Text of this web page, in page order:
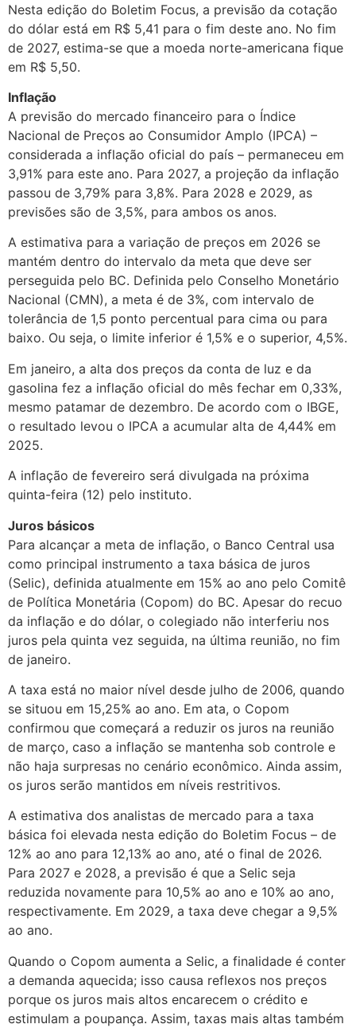
Nesta edição do Boletim Focus, a previsão da cotação
do dólar está em R$ 5,41 para o fim deste ano. No fim
de 2027, estima-se que a moeda norte-americana fique
em R$ 5,50.
Inflação
A previsão do mercado financeiro para o Índice
Nacional de Preços ao Consumidor Amplo (IPCA) –
considerada a inflação oficial do país – permaneceu em
3,91% para este ano. Para 2027, a projeção da inflação
passou de 3,79% para 3,8%. Para 2028 e 2029, as
previsões são de 3,5%, para ambos os anos.
A estimativa para a variação de preços em 2026 se
mantém dentro do intervalo da meta que deve ser
perseguida pelo BC. Definida pelo Conselho Monetário
Nacional (CMN), a meta é de 3%, com intervalo de
tolerância de 1,5 ponto percentual para cima ou para
baixo. Ou seja, o limite inferior é 1,5% e o superior, 4,5%.
Em janeiro, a alta dos preços da conta de luz e da
gasolina fez a inflação oficial do mês fechar em 0,33%,
mesmo patamar de dezembro. De acordo com o IBGE,
o resultado levou o IPCA a acumular alta de 4,44% em
2025.
A inflação de fevereiro será divulgada na próxima
quinta-feira (12) pelo instituto.
Juros básicos
Para alcançar a meta de inflação, o Banco Central usa
como principal instrumento a taxa básica de juros
(Selic), definida atualmente em 15% ao ano pelo Comitê
de Política Monetária (Copom) do BC. Apesar do recuo
da inflação e do dólar, o colegiado não interferiu nos
juros pela quinta vez seguida, na última reunião, no fim
de janeiro.
A taxa está no maior nível desde julho de 2006, quando
se situou em 15,25% ao ano. Em ata, o Copom
confirmou que começará a reduzir os juros na reunião
de março, caso a inflação se mantenha sob controle e
não haja surpresas no cenário econômico. Ainda assim,
os juros serão mantidos em níveis restritivos.
A estimativa dos analistas de mercado para a taxa
básica foi elevada nesta edição do Boletim Focus – de
12% ao ano para 12,13% ao ano, até o final de 2026.
Para 2027 e 2028, a previsão é que a Selic seja
reduzida novamente para 10,5% ao ano e 10% ao ano,
respectivamente. Em 2029, a taxa deve chegar a 9,5%
ao ano.
Quando o Copom aumenta a Selic, a finalidade é conter
a demanda aquecida; isso causa reflexos nos preços
porque os juros mais altos encarecem o crédito e
estimulam a poupança. Assim, taxas mais altas também